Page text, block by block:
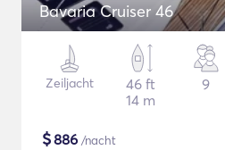
Bavaria Cruiser 46
Zeiljacht
46 ft
14 m
9
$886 /nacht